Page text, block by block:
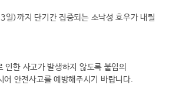
일)까지 단기간 집중되는 소낙성 호우가 내릴
인한 사고가 발생하지 않도록 붙임의
어 안전사고를 예방해주시기 바랍니다.